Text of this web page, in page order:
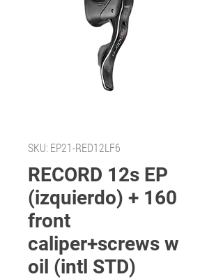
SKU: EP21-RED12LF6
RECORD 12s EP
(izquierdo) + 160
front
caliper+screws w
oil (intl STD)